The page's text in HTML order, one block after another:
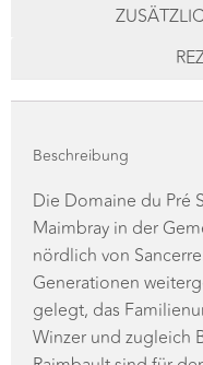
Die Domaine du Pré
Maimbray in der
nördlich von
Generationen
gelegt, das
Winzer und zugleich
Raimbault sind für